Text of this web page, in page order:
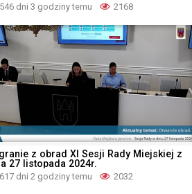
546 dni 3 godziny temu 2168
z obrad XI Sesji Rady Miejskiej z
27 listopada 2024r.
617 dni 2 godziny temu 2032